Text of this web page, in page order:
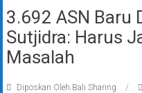
3.692 ASN Baru
Sutjidra: Harus
Masalah
Diposkan Oleh:Bali Sharing